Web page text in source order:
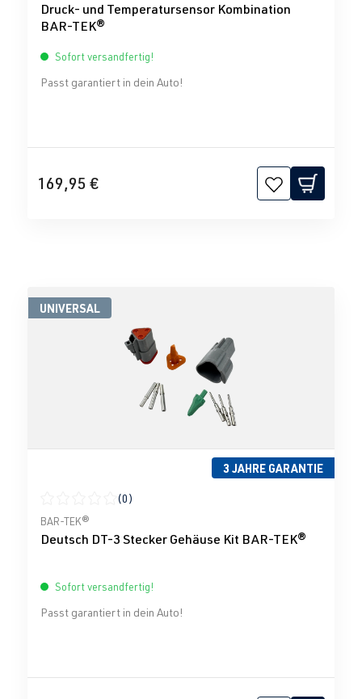
Druck- und Temperatursensor Kombination
BAR-TEK®
Sofort versandfertig!
Passt garantiert in dein Auto!
169,95 €
UNIVERSAL
3 JAHRE GARANTIE
Durchschnittliche Bewertung von 0 von 5 Sternen
(0)
BAR-TEK®
Deutsch DT-3 Stecker Gehäuse Kit BAR-TEK®
Sofort versandfertig!
Passt garantiert in dein Auto!